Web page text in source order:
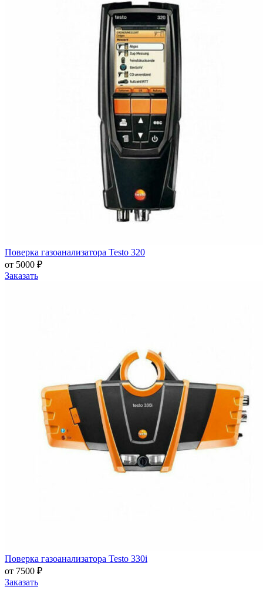
Поверка газоанализатора Testo 320
от 5000 ₽
Заказать
Поверка газоанализатора Testo 330i
от 7500 ₽
Заказать